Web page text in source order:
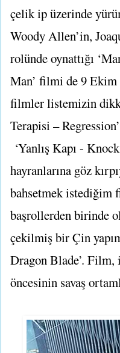
çelik ip üzerinde
Woody Allen’in,
rolünde oynattığı
Man’ filmi de 9
filmler listemizin
Terapisi –
‘Yanlış Kapı -
hayranlarına göz
bahsetmek istediğim
başrollerden birinde
çekilmiş bir Çin
Dragon Blade’. Film,
öncesinin savaş